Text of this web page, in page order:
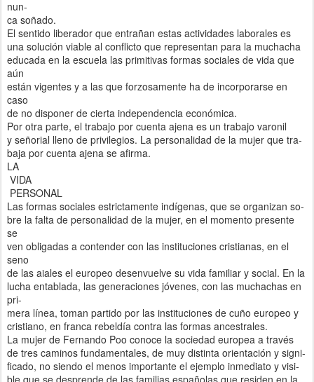
nun-
ca soñado.
El sentido liberador que entrañan estas actividades laborales es
una solución viable al conflicto que representan para la muchacha
educada en la escuela las primitivas formas sociales de vida que
aún
están vigentes y a las que forzosamente ha de incorporarse en
caso
de no disponer de cierta independencia económica.
Por otra parte, el trabajo por cuenta ajena es un trabajo varonil
y señorial lleno de privilegios. La personalidad de la mujer que tra-
baja por cuenta ajena se afirma.
LA
VIDA
PERSONAL
Las formas sociales estrictamente indígenas, que se organizan so-
bre la falta de personalidad de la mujer, en el momento presente
se
ven obligadas a contender con las instituciones cristianas, en el
seno
de las aiales el europeo desenvuelve su vida familiar y social. En la
lucha entablada, las generaciones jóvenes, con las muchachas en
pri-
mera línea, toman partido por las instituciones de cuño europeo y
cristiano, en franca rebeldía contra las formas ancestrales.
La mujer de Fernando Poo conoce la sociedad europea a través
de tres caminos fundamentales, de muy distinta orientación y signi-
ficado, no siendo el menos importante el ejemplo inmediato y visi-
ble que se desprende de las familias españolas que residen en la